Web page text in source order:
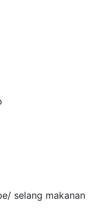
selang makanan